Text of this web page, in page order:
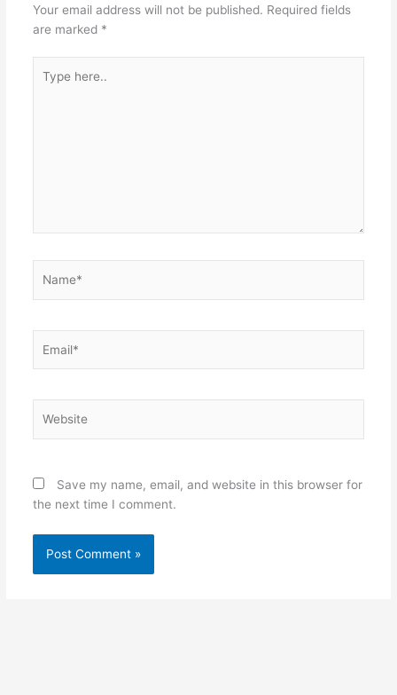
Your email address will not be published. Required fields
are marked *
here..
Save my name, email, and website in this browser for
the next time I comment.